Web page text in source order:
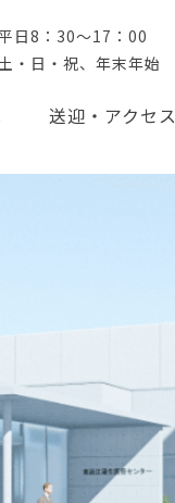
日8：30～17：00
・日・祝、年末年始
送迎・アクセス